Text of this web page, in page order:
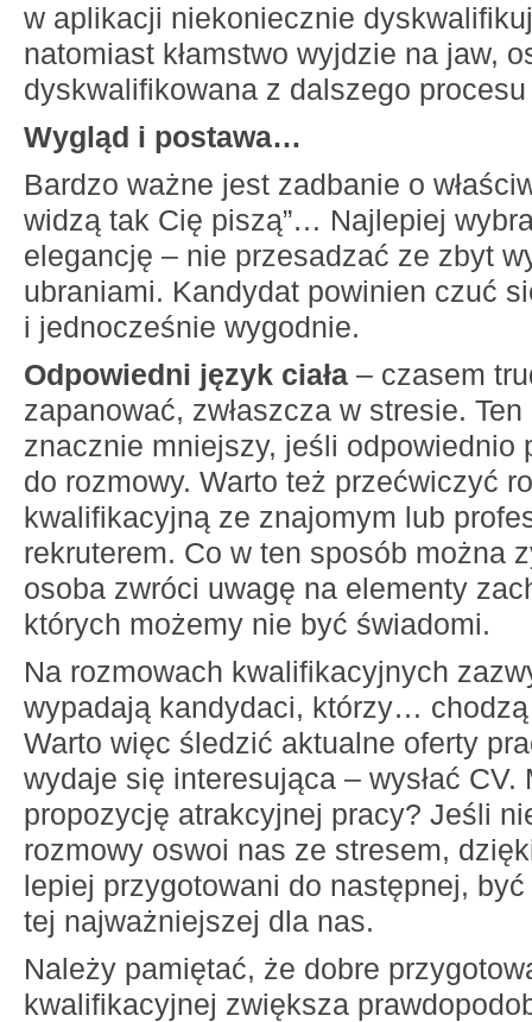
w aplikacji niekoniecznie
natomiast kłamstwo wyjdzie na jaw,
dyskwalifikowana z dalszego
Wygląd i postawa…
Bardzo ważne jest zadbanie o
widzą tak Cię piszą”… Najlepiej
elegancję – nie przesadzać ze zbyt
ubraniami. Kandydat powinien czuć
i jednocześnie wygodnie.
Odpowiedni język ciała – czasem
zapanować, zwłaszcza w stresie.
znacznie mniejszy, jeśli odpowiednio
do rozmowy. Warto też przećwiczyć
kwalifikacyjną ze znajomym lub
rekruterem. Co w ten sposób można
osoba zwróci uwagę na elementy
których możemy nie być świadomi.
Na rozmowach kwalifikacyjnych
wypadają kandydaci, którzy…
Warto więc śledzić aktualne oferty
wydaje się interesująca – wysłać CV.
propozycję atrakcyjnej pracy? Jeśli
rozmowy oswoi nas ze stresem,
lepiej przygotowani do następnej,
tej najważniejszej dla nas.
Należy pamiętać, że dobre
kwalifikacyjnej zwiększa